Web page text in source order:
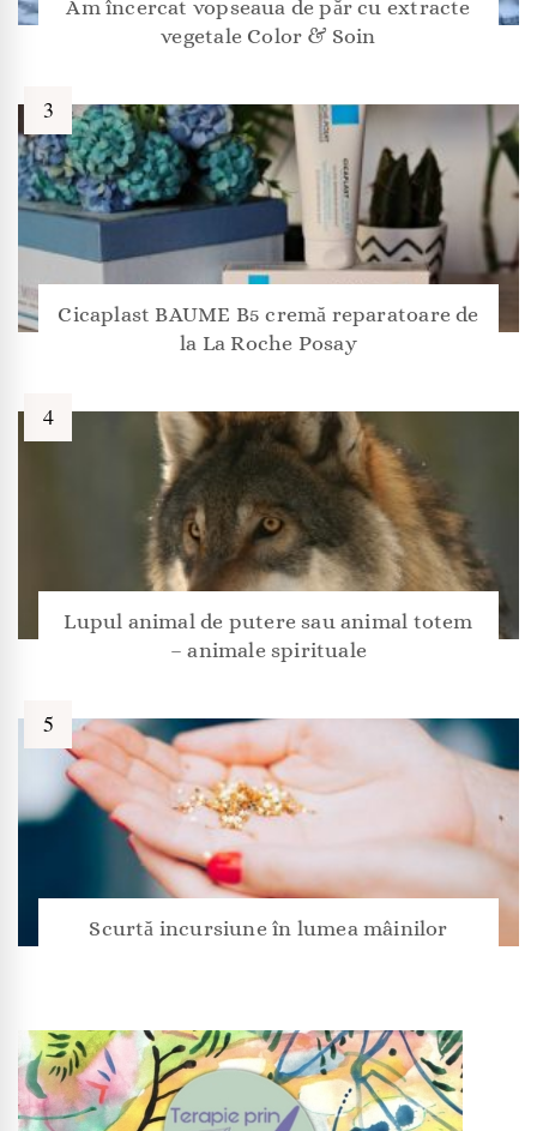
Am încercat vopseaua de păr cu extracte
vegetale Color & Soin
Cicaplast BAUME B5 cremă reparatoare de
la La Roche Posay
Lupul animal de putere sau animal totem
– animale spirituale
Scurtă incursiune în lumea mâinilor